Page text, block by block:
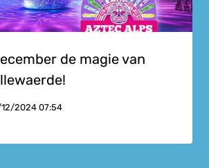
de magie van
2024 07:54